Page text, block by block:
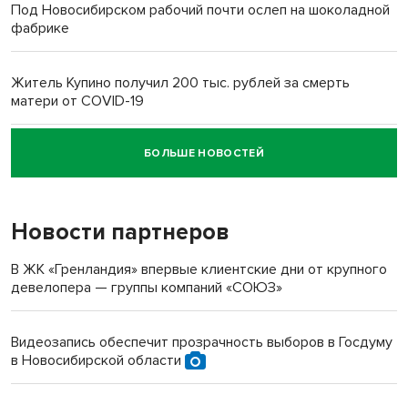
Под Новосибирском рабочий почти ослеп на шоколадной
фабрике
Житель Купино получил 200 тыс. рублей за смерть
матери от COVID-19
Новосибирский суд наказал водителя за смерть
пенсионерки на вокзале
БОЛЬШЕ НОВОСТЕЙ
Новости партнеров
В ЖК «Гренландия» впервые клиентские дни от крупного
девелопера — группы компаний «СОЮЗ»
Видеозапись обеспечит прозрачность выборов в Госдуму
в Новосибирской области